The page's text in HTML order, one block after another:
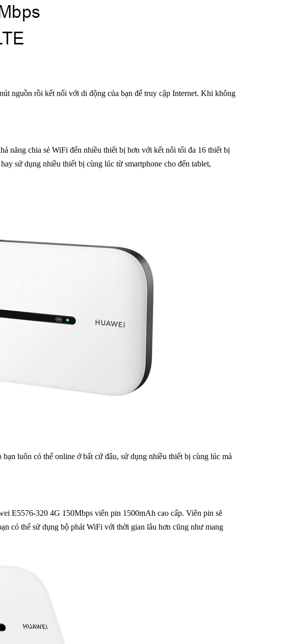
nguồn rồi kết nối với di động của bạn để truy cập Internet. Khi không
năng chia sẻ WiFi đến nhiều thiết bị hơn với kết nối tối đa 16 thiết bị
sử dụng nhiều thiết bị cùng lúc từ smartphone cho đến tablet,
luôn có thể online ở bất cứ đâu, sử dụng nhiều thiết bị cùng lúc mà
E5576-320 4G 150Mbps viên pin 1500mAh cao cấp. Viên pin sẽ
có thể sử dụng bộ phát WiFi với thời gian lâu hơn cũng như mang